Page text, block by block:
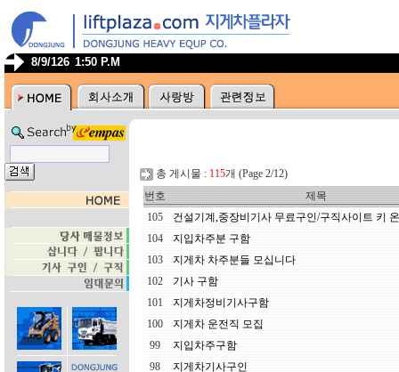
8/9/126 1:50 P.M
총 게시물 : 115개 (Page 2/12)
번호
제목
105
건설기계,중장비기사 무료구인/구직사이트 키
104
지입차주분 구함
103
지게차 차주분들 모십니다
102
기사 구함
101
지게차정비기사구함
100
지게차 운전직 모집
99
지입차주구함
98
지게차기사구인